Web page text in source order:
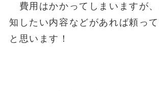
費用はかかってしまいますが
知したい内容などがあれば頼っ
と思います！